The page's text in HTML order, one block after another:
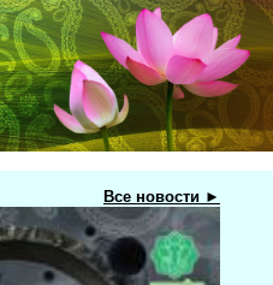
Все новости ►